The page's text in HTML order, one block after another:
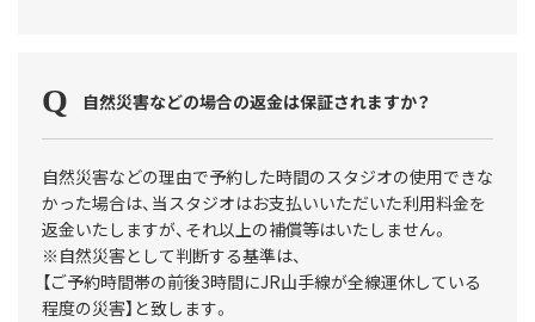
自然災害などの場合の返金は保証されますか？
自然災害などの理由で予約した時間のスタジオの使用できな
かった場合は、当スタジオはお支払いいただいた利用料金を
返金いたしますが、それ以上の補償等はいたしません。
※自然災害として判断する基準は、
【ご予約時間帯の前後3時間にJR山手線が全線運休している
程度の災害】と致します。